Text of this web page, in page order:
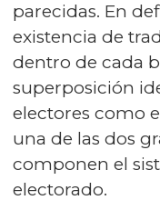
parecidas. En
existencia de
dentro de cada
superposición
electores como
una de las dos
componen el
electorado.